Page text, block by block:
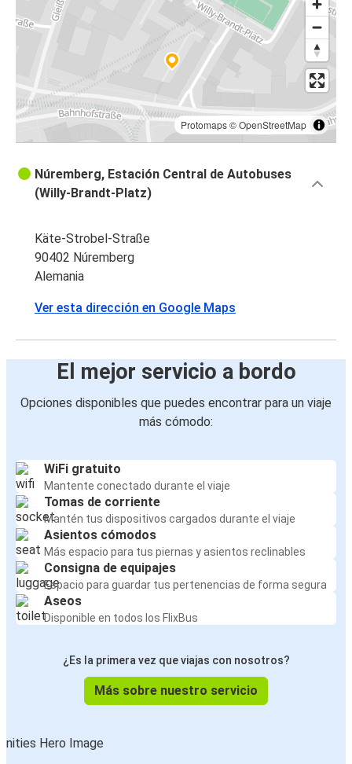
Fráncfort del Meno
Núremberg
Ámsterdam
Núremberg
Núremberg
Núremberg
Núremberg
Aeropuerto de Múnich
Aeropuerto de Múnich
Núremberg
Cracovia
Núremberg
Pilsen
Cracovia
Núremberg
Pilsen
Protomaps©OpenStreetMap
Núremberg, Estación Central de Autobuses
(Willy-Brandt-Platz)
Käte-Strobel-Straße
90402 Núremberg
Alemania
Ver esta dirección en Google Maps
El mejor servicio a bordo
Opciones disponibles que puedes encontrar para un viaje
más cómodo:
WiFi gratuito
Mantente conectado durante el viaje
Tomas de corriente
Mantén tus dispositivos cargados durante el viaje
Asientos cómodos
Más espacio para tus piernas y asientos reclinables
Consigna de equipajes
Espacio para guardar tus pertenencias de forma segura
Aseos
Disponible en todos los FlixBus
¿Es la primera vez que viajas con nosotros?
Más sobre nuestro servicio